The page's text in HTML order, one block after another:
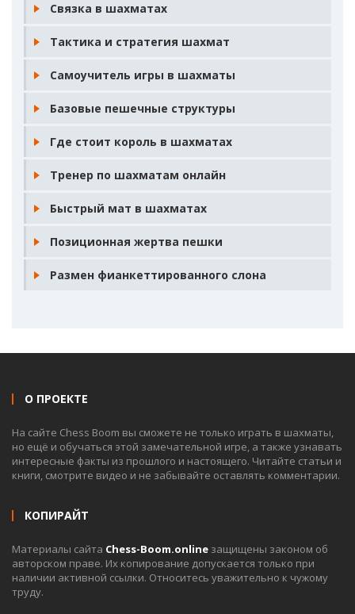
Связка в шахматах
Тактика и стратегия шахмат
Самоучитель игры в шахматы
Базовые пешечные структуры
Где стоит король в шахматах
Тренер по шахматам онлайн
Быстрый мат в шахматах
Позиционная жертва пешки
Размен фианкеттированного слона
О ПРОЕКТЕ
На сайте Chess Boom вы сможете не только играть в шахматы,
но ещё и обучаться этой замечательной игре, а также узнавать
интересные факты из прошлого и настоящего. Читайте статьи и
книги, смотрите видео и не забывайте оставлять комментарии.
КОПИРАЙТ
Материалы сайта Chess-Boom.online защищены законом об
авторском праве. Их копирование допускается только при
наличии активной ссылки. Относитесь уважительно к чужому
труду.